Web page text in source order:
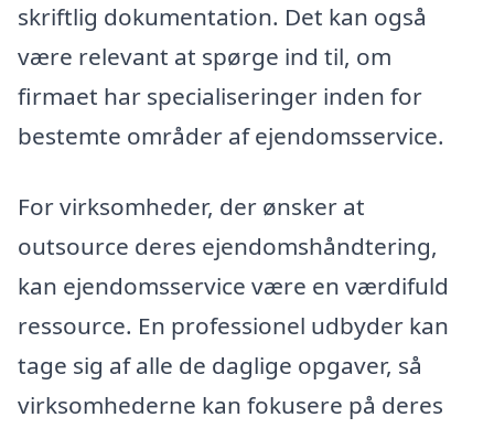
skriftlig dokumentation. Det kan også
være relevant at spørge ind til, om
firmaet har specialiseringer inden for
bestemte områder af ejendomsservice.
For virksomheder, der ønsker at
outsource deres ejendomshåndtering,
kan ejendomsservice være en værdifuld
ressource. En professionel udbyder kan
tage sig af alle de daglige opgaver, så
virksomhederne kan fokusere på deres